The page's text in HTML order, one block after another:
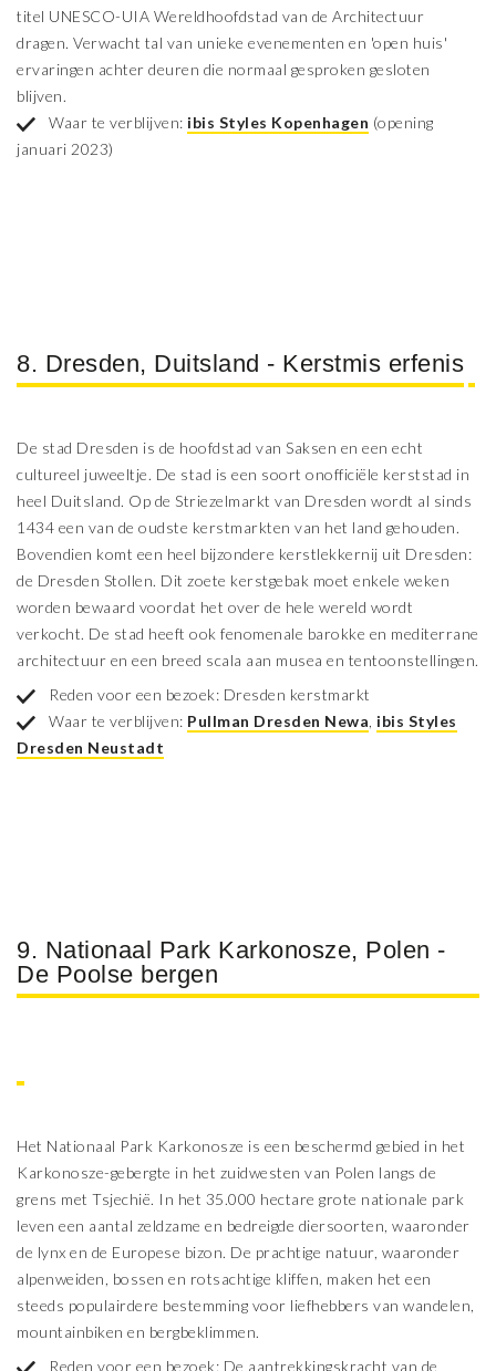
titel UNESCO-UIA Wereldhoofdstad van de Architectuur
dragen. Verwacht tal van unieke evenementen en 'open huis'
ervaringen achter deuren die normaal gesproken gesloten
blijven.
Waar te verblijven: ibis Styles Kopenhagen (opening
januari 2023)
8. Dresden, Duitsland - Kerstmis erfenis
De stad Dresden is de hoofdstad van Saksen en een echt
cultureel juweeltje. De stad is een soort onofficiële kerststad in
heel Duitsland. Op de Striezelmarkt van Dresden wordt al sinds
1434 een van de oudste kerstmarkten van het land gehouden.
Bovendien komt een heel bijzondere kerstlekkernij uit Dresden:
de Dresden Stollen. Dit zoete kerstgebak moet enkele weken
worden bewaard voordat het over de hele wereld wordt
verkocht. De stad heeft ook fenomenale barokke en mediterrane
architectuur en een breed scala aan musea en tentoonstellingen.
Reden voor een bezoek: Dresden kerstmarkt
Waar te verblijven: Pullman Dresden Newa ibis Styles
Dresden Neustadt
9. Nationaal Park Karkonosze, Polen -
De Poolse bergen
Het Nationaal Park Karkonosze is een beschermd gebied in het
Karkonosze-gebergte in het zuidwesten van Polen langs de
grens met Tsjechië. In het 35.000 hectare grote nationale park
leven een aantal zeldzame en bedreigde diersoorten, waaronder
de lynx en de Europese bizon. De prachtige natuur, waaronder
alpenweiden, bossen en rotsachtige kliffen, maken het een
steeds populairdere bestemming voor liefhebbers van wandelen,
mountainbiken en bergbeklimmen.
Reden voor een bezoek: De aantrekkingskracht van de